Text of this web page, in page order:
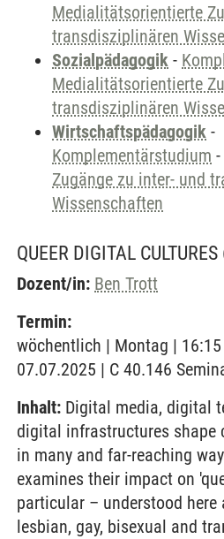
Medialitätsorientierte
transdisziplinären
Sozialpädagogik -
Medialitätsorientierte
transdisziplinären
Wirtschaftspädagogik -
Komplementärstudium -
Zugänge zu inter- und
Wissenschaften
QUEER DIGITAL
Dozent/in: Ben Trott
Termin:
wöchentlich | Montag |
07.07.2025 | C 40.146
Inhalt: Digital media, digital
digital infrastructures shape
in many and far-reaching
examines their impact on
particular – understood here
lesbian, gay, bisexual and